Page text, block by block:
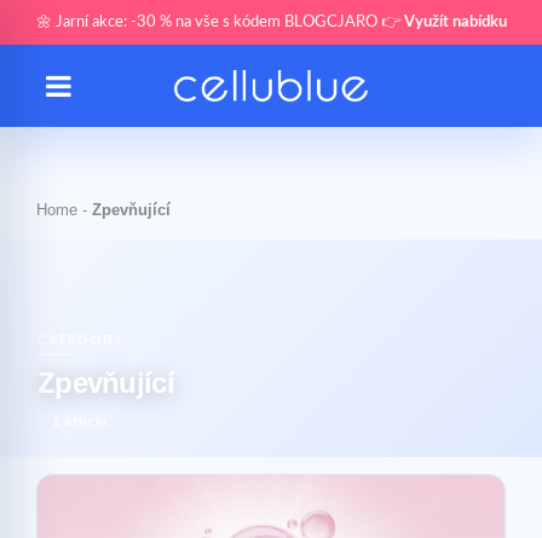
🌼 Jarní akce: -30 % na vše s kódem BLOGCJARO 👉 Využít nabídku
Home - Zpevňující
Zpevňující